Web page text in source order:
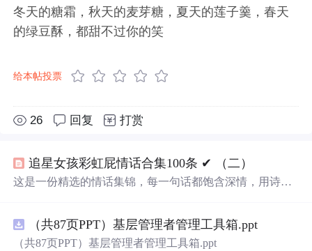
冬天的糖霜，秋天的麦芽糖，夏天的莲子羹，春天
的绿豆酥，都甜不过你的笑
给本帖投票
26 回复 打赏
追星女孩彩虹屁情话合集100条 ✔︎ （二）
这是一份精选的情话集锦，每一句话都饱含深情，用诗意
的思念与热爱。
（共87页PPT）基层管理者管理工具箱.ppt
（共87页PPT）基层管理者管理工具箱.ppt